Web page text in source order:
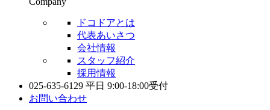
ドコドアとは
代表あいさつ
会社情報
スタッフ紹介
採用情報
025-635-6129 平日 9:00-18:00受付
お問い合わせ